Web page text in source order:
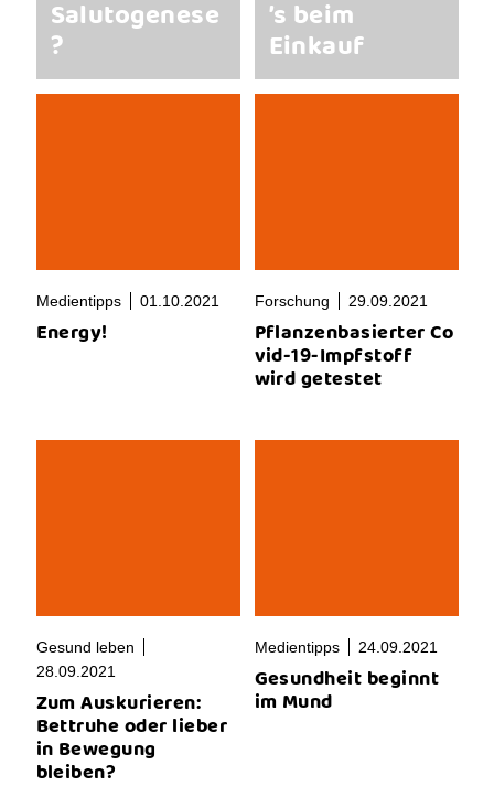
Salutogenese
?
’s beim
Einkauf
Medientipps 01.10.2021
Energy!
Forschung 29.09.2021
Pflanzenbasierter Co
vid-19-Impfstoff
wird getestet
Gesund leben
28.09.2021
Zum Auskurieren:
Bettruhe oder lieber
in Bewegung
bleiben?
Medientipps 24.09.2021
Gesundheit beginnt
im Mund